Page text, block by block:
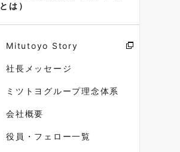
とは）
Mitutoyo Story
社長メッセージ
ミツトヨグループ理念体系
会社概要
役員・フェロー一覧